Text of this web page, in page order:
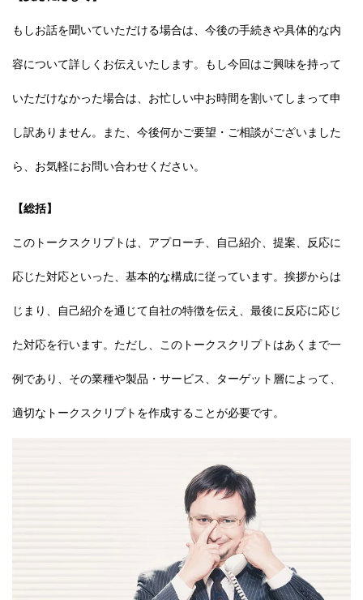
もしお話を聞いていただける場合は、今後の手続きや具体的な内
容について詳しくお伝えいたします。もし今回はご興味を持って
いただけなかった場合は、お忙しい中お時間を割いてしまって申
し訳ありません。また、今後何かご要望・ご相談がございました
ら、お気軽にお問い合わせください。
【総括】
このトークスクリプトは、アプローチ、自己紹介、提案、反応に
応じた対応といった、基本的な構成に従っています。挨拶からは
じまり、自己紹介を通じて自社の特徴を伝え、最後に反応に応じ
た対応を行います。ただし、このトークスクリプトはあくまで一
例であり、その業種や製品・サービス、ターゲット層によって、
適切なトークスクリプトを作成することが必要です。